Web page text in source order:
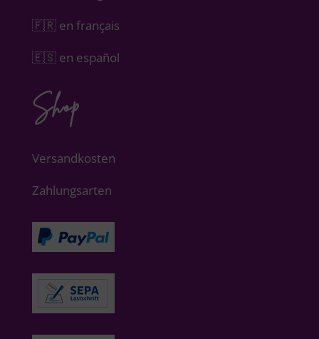
🇫🇷 en français
🇪🇸 en español
Shop
Versandkosten
Zahlungsarten